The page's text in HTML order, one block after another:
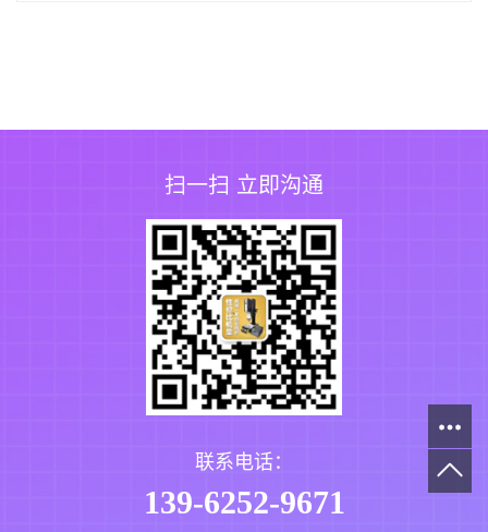
扫一扫 立即沟通
联系电话：
139-6252-9671